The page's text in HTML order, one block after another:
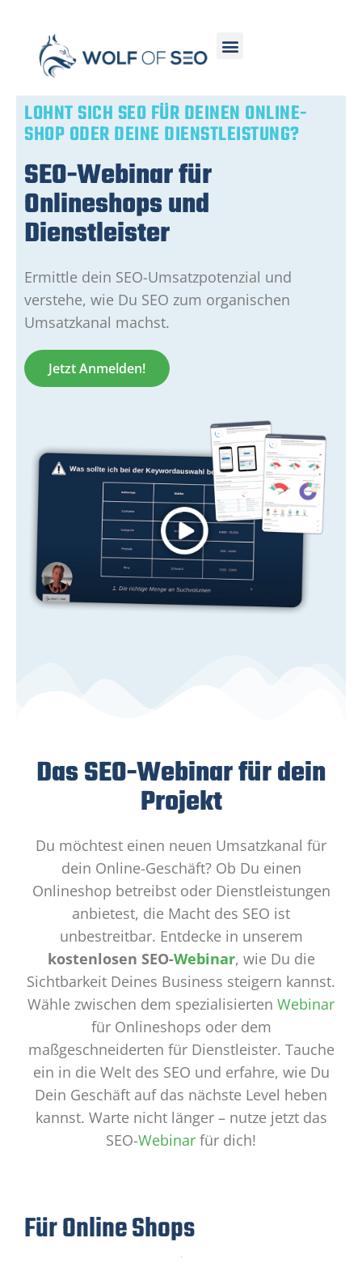
LOHNT SICH SEO FÜR DEINEN ONLINE-
SHOP ODER DEINE DIENSTLEISTUNG?
SEO-Webinar für
Onlineshops und
Dienstleister
Ermittle dein SEO-Umsatzpotenzial und
verstehe, wie Du SEO zum organischen
Umsatzkanal machst.
Jetzt Anmelden!
Das SEO-Webinar für dein
Projekt
Du möchtest einen neuen Umsatzkanal für
dein Online-Geschäft? Ob Du einen
Onlineshop betreibst oder Dienstleistungen
anbietest, die Macht des SEO ist
unbestreitbar. Entdecke in unserem
kostenlosen SEO-Webinar, wie Du die
Sichtbarkeit Deines Business steigern kannst.
Wähle zwischen dem spezialisierten Webinar
für Onlineshops oder dem
maßgeschneiderten für Dienstleister. Tauche
ein in die Welt des SEO und erfahre, wie Du
Dein Geschäft auf das nächste Level heben
kannst. Warte nicht länger – nutze jetzt das
SEO-Webinar für dich!
Für Online Shops